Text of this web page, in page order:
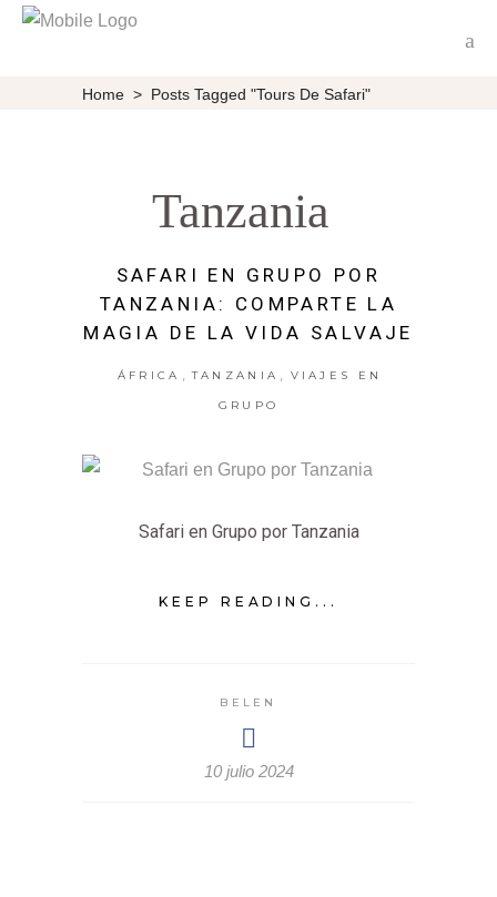
Home > Posts Tagged "tours De Safari"
Tanzania
SAFARI EN GRUPO POR
TANZANIA: COMPARTE LA
MAGIA DE LA VIDA SALVAJE
ÁFRICA , TANZANIA , VIAJES EN
GRUPO
Safari en Grupo por Tanzania
KEEP READING...
BELEN
10 julio 2024